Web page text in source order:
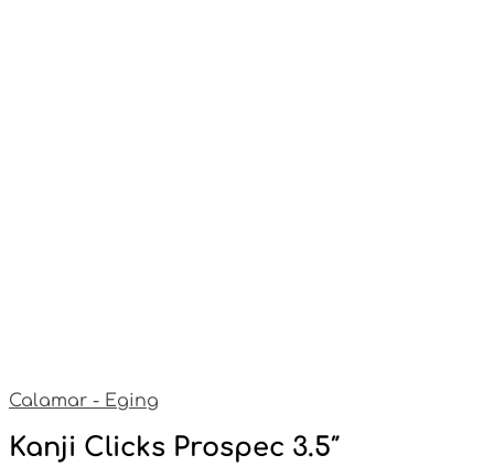
Calamar - Eging
Kanji Clicks Prospec 3.5″